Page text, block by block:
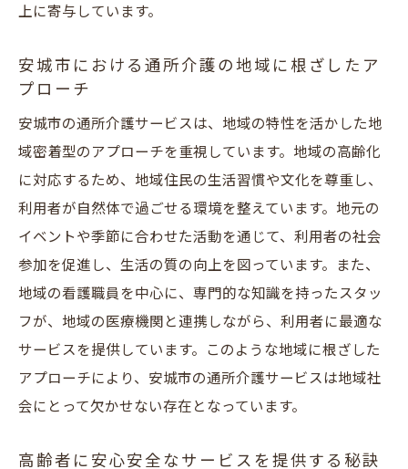
地域密着型介護サービスの比較と選択のコ
ツ
安城市の地域社会に根ざす介護施設の紹介
看護職員が語る地域密着型通所介護のやりがい
と求人情報
看護職員としての地域密着型通所介護の魅
力
安城市での看護職員求人情報の探し方
地域に貢献できる介護職のやりがいとは
未経験者も安心して始められる介護のお仕
事
地域に根ざした通所介護が安城市で提供する安
上に寄与しています。
安城市における通所介護の地域に根ざしたア
プローチ
安城市の通所介護サービスは、地域の特性を活かした地
域密着型のアプローチを重視しています。地域の高齢化
に対応するため、地域住民の生活習慣や文化を尊重し、
利用者が自然体で過ごせる環境を整えています。地元の
イベントや季節に合わせた活動を通じて、利用者の社会
参加を促進し、生活の質の向上を図っています。また、
地域の看護職員を中心に、専門的な知識を持ったスタッ
フが、地域の医療機関と連携しながら、利用者に最適な
サービスを提供しています。このような地域に根ざした
アプローチにより、安城市の通所介護サービスは地域社
会にとって欠かせない存在となっています。
高齢者に安心安全なサービスを提供する秘訣